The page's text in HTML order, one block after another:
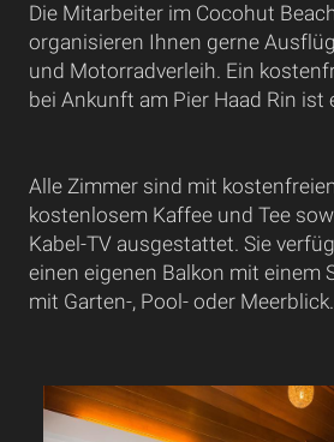
Die Mitarbeiter im Cocohut
organisieren Ihnen gerne
und Motorradverleih. Ein
bei Ankunft am Pier Haad Rin ist
Alle Zimmer sind mit
kostenlosem Kaffee und Tee
Kabel-TV ausgestattet. Sie
einen eigenen Balkon mit einem
mit Garten-, Pool- oder Meerblick.